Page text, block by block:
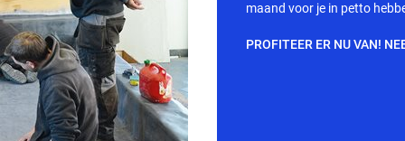
maand voor je in petto
PROFITEER ER NU VAN!